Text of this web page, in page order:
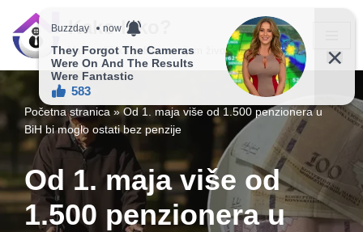
Skip
content
Kako lako?
Vaš vodič ka jednostavnijem životu!
Početna stranica » Od 1. maja više od 1.500 penzionera u
BiH bi moglo ostati bez penzije
Od 1. maja više od
1.500 penzionera u